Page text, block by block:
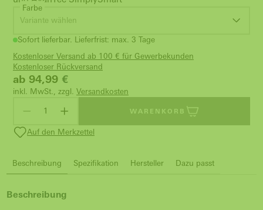
Farbe
Variante wählen
Sofort lieferbar. Lieferfrist: max. 3 Tage
Kostenloser Versand ab 100 € für Gewerbekunden
Kostenloser Rückversand
ab 94,99 €
inkl. MwSt., zzgl. Versandkosten
WARENKORB
Auf den Merkzettel
Beschreibung Spezifikation Hersteller Dazu passt
Beschreibung